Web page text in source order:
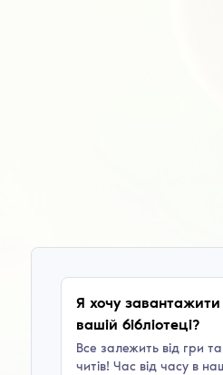
Я хочу
вашій бібліотеці?
Все залежить від гри
читів! Час від часу в